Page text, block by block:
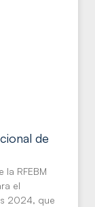
de
RFEBM
el
2024, que